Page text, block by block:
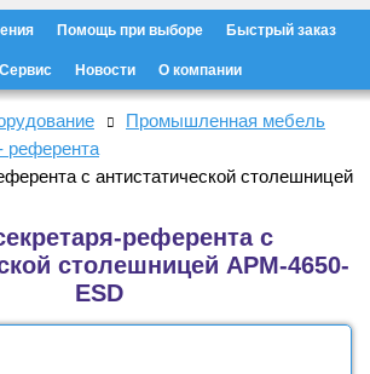
Помощь при выборе Быстрый заказ
Сервис Новости О компании
Промышленная мебель
референта
с антистатической столешницей
референта с
столешницей АРМ-4650-
ESD